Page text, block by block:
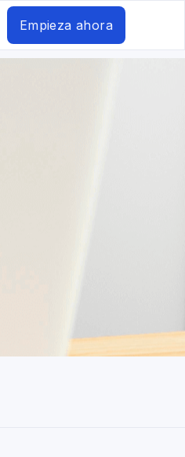
Empieza ahora